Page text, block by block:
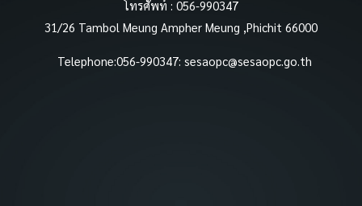
โทรศัพท์ : 056-990347
31/26 Tambol Meung Ampher Meung ,Phichit 66000
Telephone:056-990347: sesaopc@sesaopc.go.th